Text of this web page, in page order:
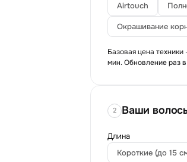
Airtouch
Окрашивание
Базовая цена техники
мин. Обновление раз в
2 Ваши
Длина
Короткие (до 15